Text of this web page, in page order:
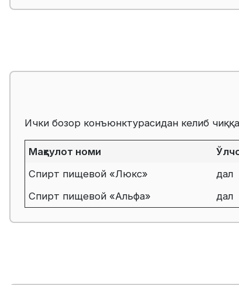
Ички бозор конъюнктурасидан келиб
Маҳсулот номи
Спирт пищевой «Люкс»
дал
Спирт пищевой «Альфа»
дал